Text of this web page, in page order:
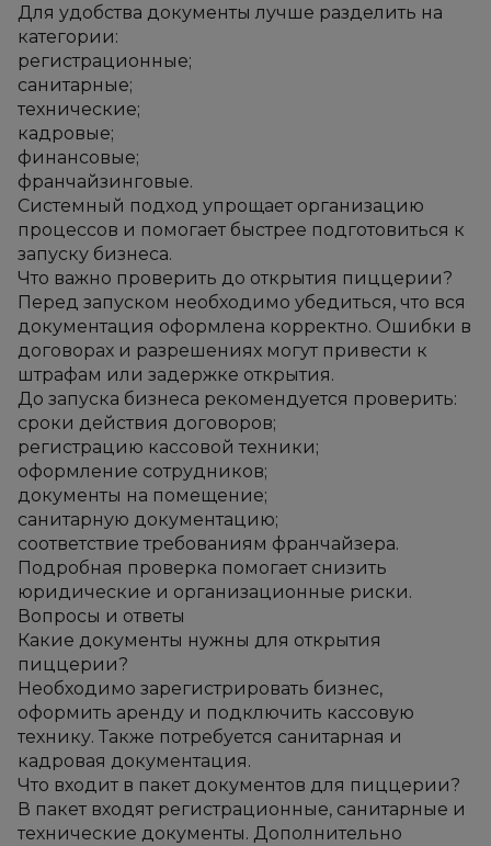
Для удобства документы лучше разделить на
категории:
регистрационные;
санитарные;
технические;
кадровые;
финансовые;
франчайзинговые.
Системный подход упрощает организацию
процессов и помогает быстрее подготовиться к
запуску бизнеса.
Что важно проверить до открытия пиццерии?
Перед запуском необходимо убедиться, что вся
документация оформлена корректно. Ошибки в
договорах и разрешениях могут привести к
штрафам или задержке открытия.
До запуска бизнеса рекомендуется проверить:
сроки действия договоров;
регистрацию кассовой техники;
оформление сотрудников;
документы на помещение;
санитарную документацию;
соответствие требованиям франчайзера.
Подробная проверка помогает снизить
юридические и организационные риски.
Вопросы и ответы
Какие документы нужны для открытия
пиццерии?
Необходимо зарегистрировать бизнес,
оформить аренду и подключить кассовую
технику. Также потребуется санитарная и
кадровая документация.
Что входит в пакет документов для пиццерии?
В пакет входят регистрационные, санитарные и
технические документы. Дополнительно